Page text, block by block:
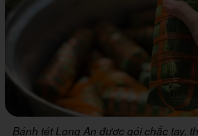
Bánh tét Long An được gói chắc tay,